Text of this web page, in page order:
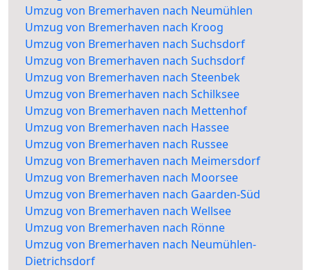
Umzug von Bremerhaven nach Neumühlen
Umzug von Bremerhaven nach Kroog
Umzug von Bremerhaven nach Suchsdorf
Umzug von Bremerhaven nach Suchsdorf
Umzug von Bremerhaven nach Steenbek
Umzug von Bremerhaven nach Schilksee
Umzug von Bremerhaven nach Mettenhof
Umzug von Bremerhaven nach Hassee
Umzug von Bremerhaven nach Russee
Umzug von Bremerhaven nach Meimersdorf
Umzug von Bremerhaven nach Moorsee
Umzug von Bremerhaven nach Gaarden-Süd
Umzug von Bremerhaven nach Wellsee
Umzug von Bremerhaven nach Rönne
Umzug von Bremerhaven nach Neumühlen-
Dietrichsdorf